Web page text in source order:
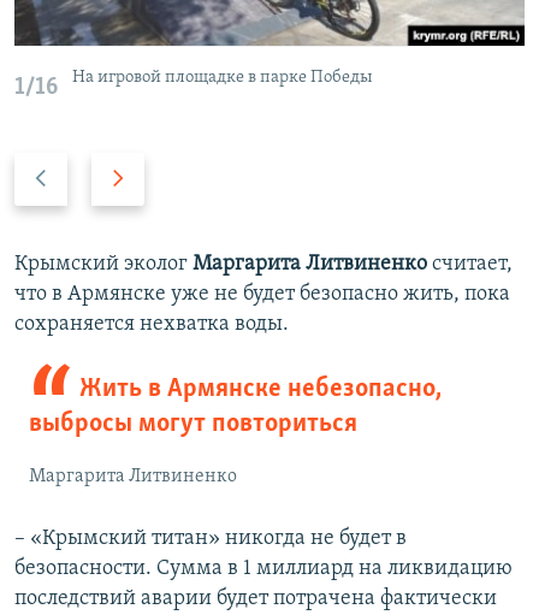
1/16 На игровой площадке в парке Победы
д
ы
д
й
д
у
ю
и
с
л
Крымский эколог Маргарита Литвиненко считает,
что в Армянске уже не будет безопасно жить, пока
сохраняется нехватка воды.
Жить в Армянске небезопасно,
выбросы могут повториться
Маргарита Литвиненко
– «Крымский титан» никогда не будет в
безопасности. Сумма в 1 миллиард на ликвидацию
последствий аварии будет потрачена фактически